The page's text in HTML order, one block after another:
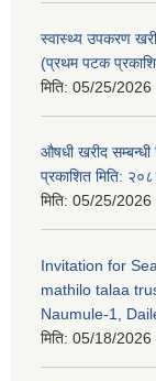
स्वास्थ्य उपकरण
(प्रथम पटक
मिति: 05/25/2026
औषधी खरीद
प्रकाशित मिति:
मिति: 05/25/2026
Invitation for
mathilo talaa
Naumule-1,
मिति: 05/18/2026